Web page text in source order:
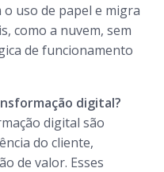
uso de papel e migra
como a nuvem, sem
de funcionamento
digital?
digital são
do cliente,
de valor. Esses